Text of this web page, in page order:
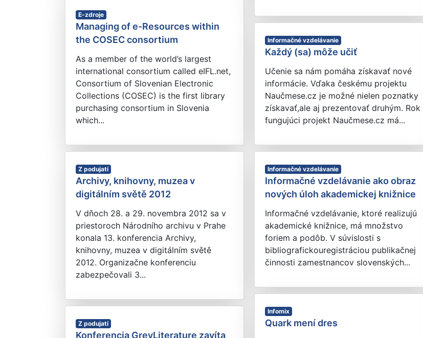
E-zdroje
Managing of e-Resources within
the COSEC consortium
As a member of the world’s largest
international consortium called eIFL.net,
Consortium of Slovenian Electronic
Collections (COSEC) is the first library
purchasing consortium in Slovenia
which...
Z podujatí
Archivy, knihovny, muzea v
digitálním světě 2012
V dňoch 28. a 29. novembra 2012 sa v
priestoroch Národního archivu v Prahe
konala 13. konferencia Archivy,
knihovny, muzea v digitálním světě
2012. Organizačne konferenciu
zabezpečovali 3...
Z podujatí
Konferencia GreyLiterature zavíta
Informačné vzdelávanie
Každý (sa) môže učiť
Učenie sa nám pomáha získavať nové
informácie. Vďaka českému projektu
Naučmese.cz je možné nielen poznatky
získavať,ale aj prezentovať druhým. Rok
fungujúci projekt Naučmese.cz má...
Informačné vzdelávanie
Informačné vzdelávanie ako obraz
nových úloh akademickej knižnice
Informačné vzdelávanie, ktoré realizujú
akademické knižnice, má množstvo
foriem a podôb. V súvislosti s
bibliografickouregistráciou publikačnej
činnosti zamestnancov slovenských...
Infomix
Quark mení dres